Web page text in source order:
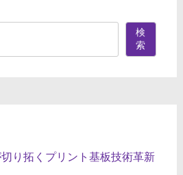
検
索
り拓くプリント基板技術革新